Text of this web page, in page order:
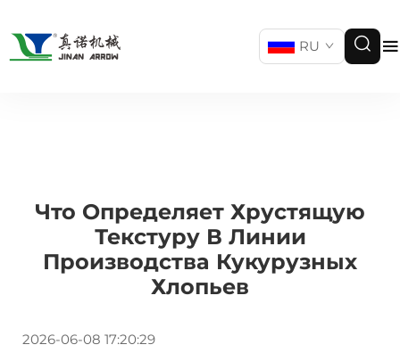
RU
Что Определяет Хрустящую
Текстуру В Линии
Производства Кукурузных
Хлопьев
2026-06-08 17:20:29